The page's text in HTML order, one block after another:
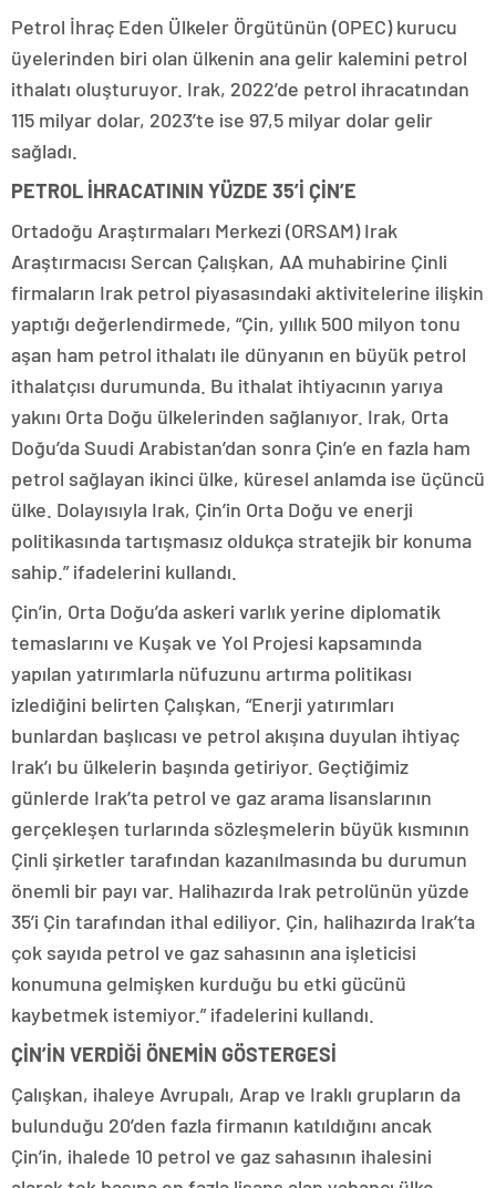
Petrol İhraç Eden Ülkeler Örgütünün (OPEC) kurucu
üyelerinden biri olan ülkenin ana gelir kalemini petrol
ithalatı oluşturuyor. Irak, 2022’de petrol ihracatından
115 milyar dolar, 2023’te ise 97,5 milyar dolar gelir
sağladı.
PETROL İHRACATININ YÜZDE 35’İ ÇİN’E
Ortadoğu Araştırmaları Merkezi (ORSAM) Irak
Araştırmacısı Sercan Çalışkan, AA muhabirine Çinli
firmaların Irak petrol piyasasındaki aktivitelerine ilişkin
yaptığı değerlendirmede, “Çin, yıllık 500 milyon tonu
aşan ham petrol ithalatı ile dünyanın en büyük petrol
ithalatçısı durumunda. Bu ithalat ihtiyacının yarıya
yakını Orta Doğu ülkelerinden sağlanıyor. Irak, Orta
Doğu’da Suudi Arabistan’dan sonra Çin’e en fazla ham
petrol sağlayan ikinci ülke, küresel anlamda ise üçüncü
ülke. Dolayısıyla Irak, Çin’in Orta Doğu ve enerji
politikasında tartışmasız oldukça stratejik bir konuma
sahip.” ifadelerini kullandı.
Çin’in, Orta Doğu’da askeri varlık yerine diplomatik
temaslarını ve Kuşak ve Yol Projesi kapsamında
yapılan yatırımlarla nüfuzunu artırma politikası
izlediğini belirten Çalışkan, “Enerji yatırımları
bunlardan başlıcası ve petrol akışına duyulan ihtiyaç
Irak’ı bu ülkelerin başında getiriyor. Geçtiğimiz
günlerde Irak’ta petrol ve gaz arama lisanslarının
gerçekleşen turlarında sözleşmelerin büyük kısmının
Çinli şirketler tarafından kazanılmasında bu durumun
önemli bir payı var. Halihazırda Irak petrolünün yüzde
35’i Çin tarafından ithal ediliyor. Çin, halihazırda Irak’ta
çok sayıda petrol ve gaz sahasının ana işleticisi
konumuna gelmişken kurduğu bu etki gücünü
kaybetmek istemiyor.” ifadelerini kullandı.
ÇİN’İN VERDİĞİ ÖNEMİN GÖSTERGESİ
Çalışkan, ihaleye Avrupalı, Arap ve Iraklı grupların da
bulunduğu 20’den fazla firmanın katıldığını ancak
Çin’in, ihalede 10 petrol ve gaz sahasının ihalesini